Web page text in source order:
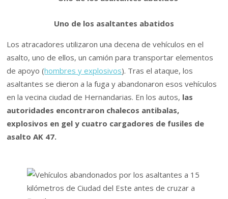
Uno de los asaltantes abatidos
Los atracadores utilizaron una decena de vehículos en el
asalto, uno de ellos, un camión para transportar elementos
de apoyo (hombres y explosivos). Tras el ataque, los
asaltantes se dieron a la fuga y abandonaron esos vehículos
en la vecina ciudad de Hernandarias. En los autos, las
autoridades encontraron chalecos antibalas,
explosivos en gel y cuatro cargadores de fusiles de
asalto AK 47.